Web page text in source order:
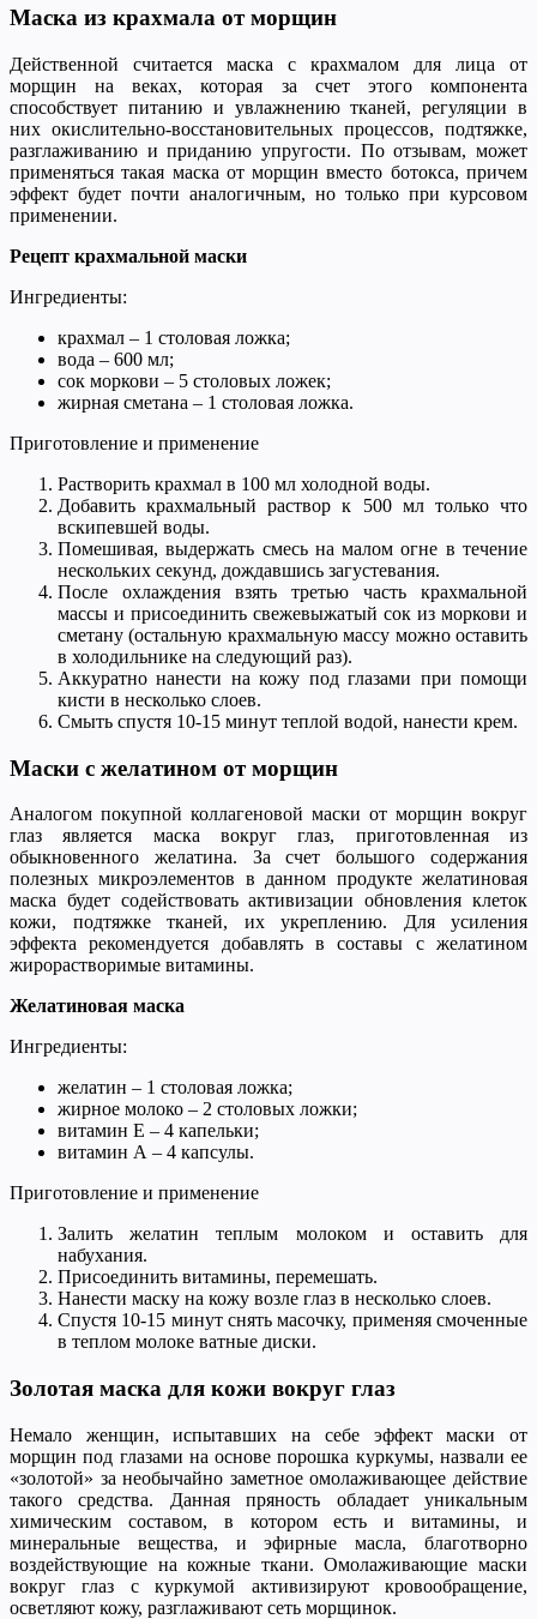
Маска из крахмала от морщин
Действенной считается маска с крахмалом для лица от
морщин на веках, которая за счет этого компонента
способствует питанию и увлажнению тканей, регуляции в
них окислительно-восстановительных процессов, подтяжке,
разглаживанию и приданию упругости. По отзывам, может
применяться такая маска от морщин вместо ботокса, причем
эффект будет почти аналогичным, но только при курсовом
применении.
Рецепт крахмальной маски
Ингредиенты:
крахмал – 1 столовая ложка;
вода – 600 мл;
сок моркови – 5 столовых ложек;
жирная сметана – 1 столовая ложка.
Приготовление и применение
Растворить крахмал в 100 мл холодной воды.
Добавить крахмальный раствор к 500 мл только что
вскипевшей воды.
Помешивая, выдержать смесь на малом огне в течение
нескольких секунд, дождавшись загустевания.
После охлаждения взять третью часть крахмальной
массы и присоединить свежевыжатый сок из моркови и
сметану (остальную крахмальную массу можно оставить
в холодильнике на следующий раз).
Аккуратно нанести на кожу под глазами при помощи
кисти в несколько слоев.
Смыть спустя 10-15 минут теплой водой, нанести крем.
Маски с желатином от морщин
Аналогом покупной коллагеновой маски от морщин вокруг
глаз является маска вокруг глаз, приготовленная из
обыкновенного желатина. За счет большого содержания
полезных микроэлементов в данном продукте желатиновая
маска будет содействовать активизации обновления клеток
кожи, подтяжке тканей, их укреплению. Для усиления
эффекта рекомендуется добавлять в составы с желатином
жирорастворимые витамины.
Желатиновая маска
Ингредиенты:
желатин – 1 столовая ложка;
жирное молоко – 2 столовых ложки;
витамин Е – 4 капельки;
витамин А – 4 капсулы.
Приготовление и применение
Залить желатин теплым молоком и оставить для
набухания.
Присоединить витамины, перемешать.
Нанести маску на кожу возле глаз в несколько слоев.
Спустя 10-15 минут снять масочку, применяя смоченные
в теплом молоке ватные диски.
Золотая маска для кожи вокруг глаз
Немало женщин, испытавших на себе эффект маски от
морщин под глазами на основе порошка куркумы, назвали ее
«золотой» за необычайно заметное омолаживающее действие
такого средства. Данная пряность обладает уникальным
химическим составом, в котором есть и витамины, и
минеральные вещества, и эфирные масла, благотворно
воздействующие на кожные ткани. Омолаживающие маски
вокруг глаз с куркумой активизируют кровообращение,
осветляют кожу, разглаживают сеть морщинок.